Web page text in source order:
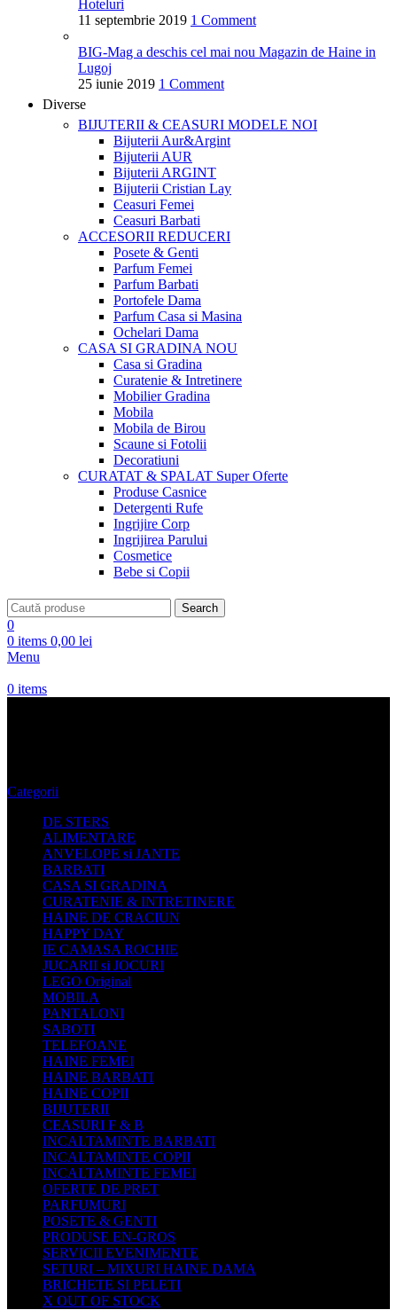
Hoteluri
11 septembrie 2019 1 Comment
BIG-Mag a deschis cel mai nou Magazin de Haine in
Lugoj
25 iunie 2019 1 Comment
Diverse
BIJUTERII & CEASURI MODELE NOI
Bijuterii Aur&Argint
Bijuterii AUR
Bijuterii ARGINT
Bijuterii Cristian Lay
Ceasuri Femei
Ceasuri Barbati
ACCESORII REDUCERI
Posete & Genti
Parfum Femei
Parfum Barbati
Portofele Dama
Parfum Casa si Masina
Ochelari Dama
CASA SI GRADINANOU
Casa si Gradina
Curatenie & Intretinere
Mobilier Gradina
Mobila
Mobila de Birou
Scaune si Fotolii
Decoratiuni
CURATAT & SPALAT Super Oferte
Produse Casnice
Detergenti Rufe
Ingrijire Corp
Ingrijirea Parului
Cosmetice
Bebe si Copii
Search
0
0 items 0,00 lei
Menu
0 items
Categorii
DE STERS
ALIMENTARE
ANVELOPE si JANTE
BARBATI
CASA SI GRADINA
CURATENIE & INTRETINERE
HAINE DE CRACIUN
HAPPY DAY
IE CAMASA ROCHIE
JUCARII si JOCURI
LEGO Original
MOBILA
PANTALONI
SABOTI
TELEFOANE
HAINE FEMEI
HAINE BARBATI
HAINE COPII
BIJUTERII
CEASURI F & B
INCALTAMINTE BARBATI
INCALTAMINTE COPII
INCALTAMINTE FEMEI
OFERTE DE PRET
PARFUMURI
POSETE & GENTI
PRODUSE EN-GROS
SERVICII EVENIMENTE
SETURI – MIXURI HAINE DAMA
BRICHETE SI PELETI
X OUT OF STOCK